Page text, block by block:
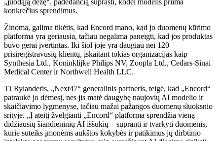
konkrečius sprendimus.
Žinoma, galima tikėtis, kad Encord mano, kad jo duomenų kūrimo
platforma yra geriausia, tačiau negalima paneigti, kad jos produktas
buvo gerai įvertintas. Iki šiol joje yra daugiau nei 120
prisiregistravusių klientų, įskaitant tokias organizacijas kaip
Synthesia Ltd., Koninklijke Philips NV, Zoopla Ltd., Cedars-Sinai
Medical Center ir Northwell Health LLC.
TJ Rylanderis, „Next47“ generalinis partneris, teigė, kad „Encord“
patraukė jo dėmesį, nes jis matė daugybę naujovių AI modelio ir
skaičiavimo lygmenyse, tačiau mažai pažangos duomenų sluoksnio
srityje. „Į ateitį žvelgianti „Encord“ platforma sprendžia vieną
didžiausių šiandieninių AI iššūkių – supranti ir tvarkyti duomenis,
kurie suteiks įmonėms aukštos kokybės ir patikimus jų dirbtinio